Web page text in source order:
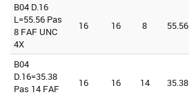
B04 D.16
L=55.56 Pas
8 FAF UNC
4X
16 16 8 55.56
B04
D.16=35.38
Pas 14 FAF
16 16 14 35.38